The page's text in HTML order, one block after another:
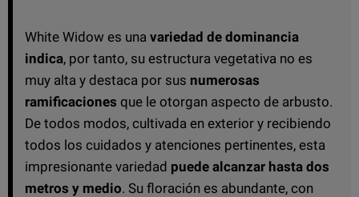
White Widow es una variedad de dominancia
indica, por tanto, su estructura vegetativa no es
muy alta y destaca por sus numerosas
ramificaciones que le otorgan aspecto de arbusto.
De todos modos, cultivada en exterior y recibiendo
todos los cuidados y atenciones pertinentes, esta
impresionante variedad puede alcanzar hasta dos
metros y medio. Su floración es abundante, con